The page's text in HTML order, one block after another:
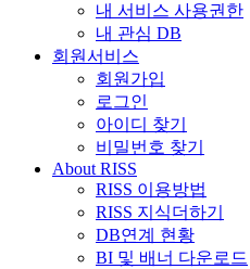
내 서비스 사용권한
내 관심 DB
회원서비스
회원가입
로그인
아이디 찾기
비밀번호 찾기
About RISS
RISS 이용방법
RISS 지식더하기
DB연계 현황
BI 및 배너 다운로드